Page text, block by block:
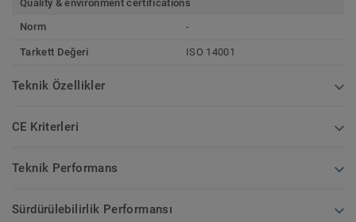
Quality & environment certifications
Norm
-
Tarkett Değeri ISO 14001
Teknik Özellikler
CE Kriterleri
Teknik Performans
Sürdürülebilirlik Performansı